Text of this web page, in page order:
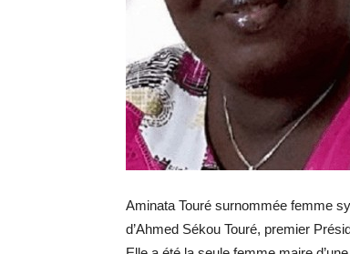
Aminata Touré surnommée femme
d’Ahmed Sékou Touré, premier